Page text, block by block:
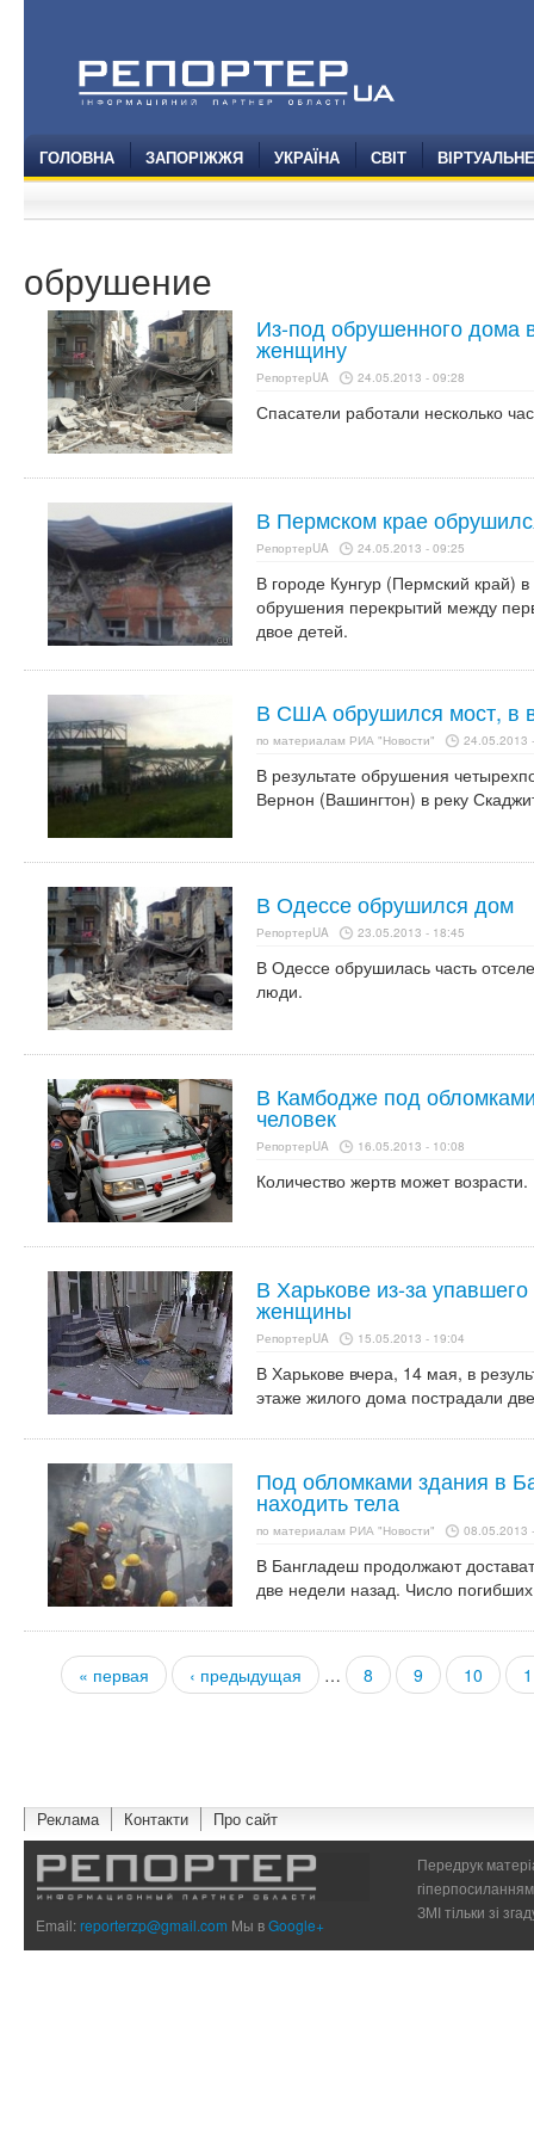
ГОЛОВНА ЗАПОРІЖЖЯ УКРАЇНА СВІТ
обрушение
Из-под обрушенного дома
женщину
РепортерUA 24.05.2013 - 09:28
Спасатели работали несколько
В Пермском крае
РепортерUA 24.05.2013 - 09:25
В городе Кунгур (Пермский край)
обрушения перекрытий между
двое детей.
В США обрушился мост, в
по материалам РИА "Новости" 24.05.2013
В результате обрушения
Вернон (Вашингтон) в реку
В Одессе обрушился дом
РепортерUA 23.05.2013 - 18:45
В Одессе обрушилась часть
люди.
В Камбодже под
человек
РепортерUA 16.05.2013 - 10:08
Количество жертв может возрасти.
В Харькове из-за
женщины
РепортерUA 15.05.2013 - 19:04
В Харькове вчера, 14 мая, в
этаже жилого дома пострадали
Под обломками здания в
находить тела
по материалам РИА "Новости" 08.05.2013
В Бангладеш продолжают
две недели назад. Число
Страницы
« первая ‹ предыдущая … 8 9 10
Реклама Контакти Про сайт
Email:reporterzp@gmail.com Мы вGoogle+
Передрук
ЗМІ тільки зі